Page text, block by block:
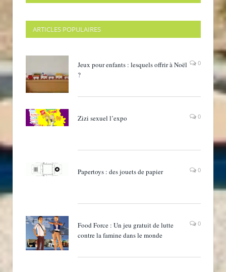
ARTICLES POPULAIRES
0
Jeux pour enfants : lesquels offrir à Noël
?
0
Zizi sexuel l’expo
0
Papertoys : des jouets de papier
0
Food Force : Un jeu gratuit de lutte
contre la famine dans le monde